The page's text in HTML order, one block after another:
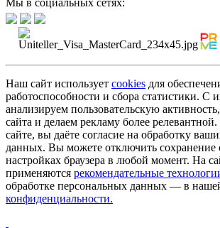
Наш сайт использует cookies для
работоспособности и сбора статистики.
анализируем пользовательскую
сайта и делаем рекламу более релевантной.
сайте, вы даёте согласие на обработку
данных. Вы можете отключить сохранение
настройках браузера в любой момент. На
применяются рекомендательные
обработке персональных данных — в
конфиденциальности.